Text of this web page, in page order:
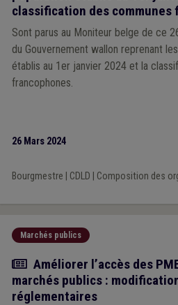
classification des communes
Sont parus au Moniteur belge de ce
du Gouvernement wallon reprenant
établis au 1er janvier 2024 et la
francophones.
26 Mars 2024
Bourgmestre CDLD Composition des
Marchés publics
Article
Améliorer l’accès des
marchés publics :
réglementaires